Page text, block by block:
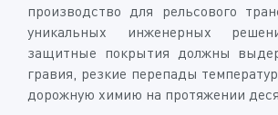
производство для рельсового
уникальных инженерных
защитные покрытия должны
гравия, резкие перепады
дорожную химию на протяжении